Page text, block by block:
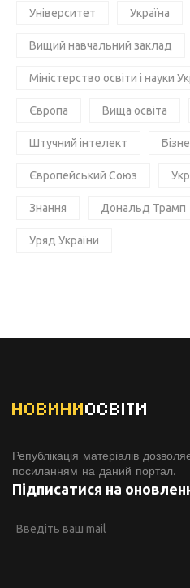
Університет Україна
Вищий навчальний заклад
Міністерство освіти і науки
Європа Вища освіта
Штучний інтелект
Європейський Союз
Знання Дональд Трамп
Уряд України
НОВИНИОСВІТИ
Републікація матеріалів
посиланням на даний портал.
Підписатися на